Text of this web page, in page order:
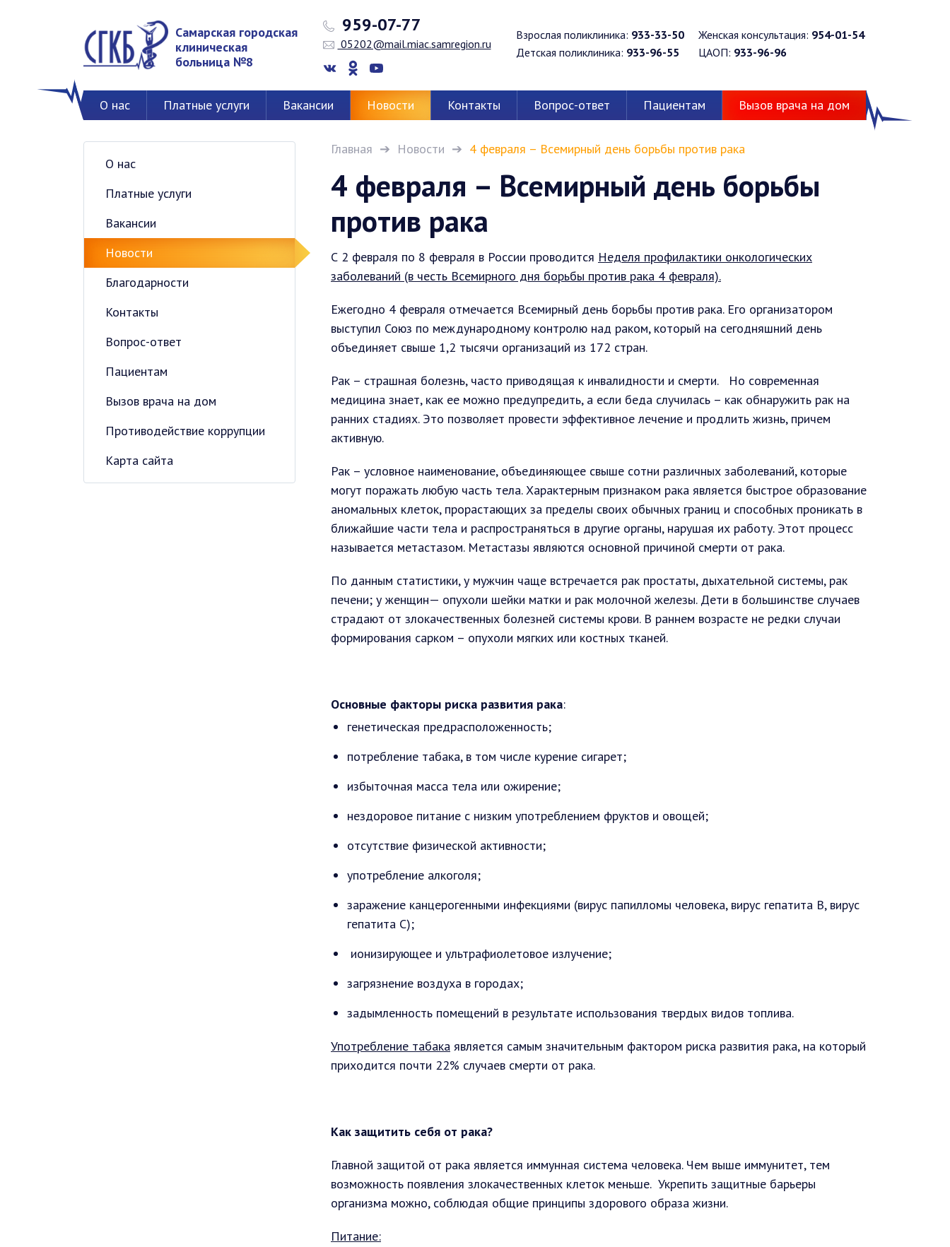
Самарская городская
клиническая
больница №8
959-07-77
05202@mail.miac.samregion.ru
Взрослая поликлиника: 933-33-50
Детская поликлиника: 933-96-55
Женская консультация: 954-01-54
ЦАОП: 933-96-96
О нас Платные услуги Вакансии Новости Контакты Вопрос-ответ Пациентам Вызов врача на дом
О нас
Платные услуги
Вакансии
Новости
Благодарности
Контакты
Вопрос-ответ
Пациентам
Вызов врача на дом
Противодействие коррупции
Карта сайта
Главная Новости 4 февраля – Всемирный день борьбы против рака
4 февраля – Всемирный день борьбы
против рака
С 2 февраля по 8 февраля в России проводится Неделя профилактики онкологических
заболеваний (в честь Всемирного дня борьбы против рака 4 февраля).
Ежегодно 4 февраля отмечается Всемирный день борьбы против рака. Его организатором
выступил Союз по международному контролю над раком, который на сегодняшний день
объединяет свыше 1,2 тысячи организаций из 172 стран.
Рак – страшная болезнь, часто приводящая к инвалидности и смерти. Но современная
медицина знает, как ее можно предупредить, а если беда случилась – как обнаружить рак на
ранних стадиях. Это позволяет провести эффективное лечение и продлить жизнь, причем
активную.
Рак – условное наименование, объединяющее свыше сотни различных заболеваний, которые
могут поражать любую часть тела. Характерным признаком рака является быстрое образование
аномальных клеток, прорастающих за пределы своих обычных границ и способных проникать в
ближайшие части тела и распространяться в другие органы, нарушая их работу. Этот процесс
называется метастазом. Метастазы являются основной причиной смерти от рака.
По данным статистики, у мужчин чаще встречается рак простаты, дыхательной системы, рак
печени; у женщин— опухоли шейки матки и рак молочной железы. Дети в большинстве случаев
страдают от злокачественных болезней системы крови. В раннем возрасте не редки случаи
формирования сарком – опухоли мягких или костных тканей.
Основные факторы риска развития рака:
генетическая предрасположенность;
потребление табака, в том числе курение сигарет;
избыточная масса тела или ожирение;
нездоровое питание с низким употреблением фруктов и овощей;
отсутствие физической активности;
употребление алкоголя;
заражение канцерогенными инфекциями (вирус папилломы человека, вирус гепатита В, вирус
гепатита С);
ионизирующее и ультрафиолетовое излучение;
загрязнение воздуха в городах;
задымленность помещений в результате использования твердых видов топлива.
Употребление табака является самым значительным фактором риска развития рака, на который
приходится почти 22% случаев смерти от рака.
Как защитить себя от рака?
Главной защитой от рака является иммунная система человека. Чем выше иммунитет, тем
возможность появления злокачественных клеток меньше. Укрепить защитные барьеры
организма можно, соблюдая общие принципы здорового образа жизни.
Питание: